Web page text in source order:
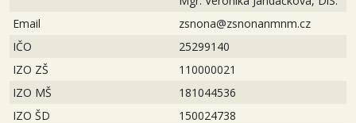
Email
zsnona@zsnonanmnm.cz
IČO
25299140
IZO ZŠ
110000021
IZO MŠ
181044536
IZO ŠD
150024738